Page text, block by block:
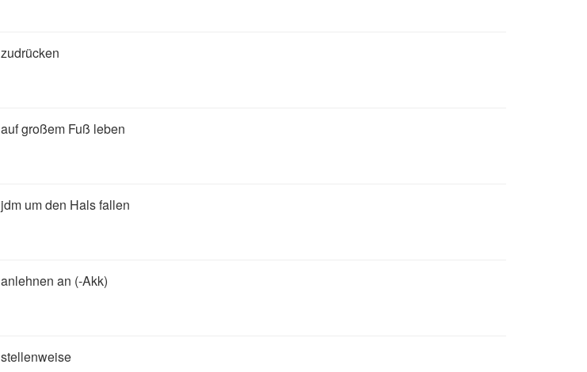
zudrücken
auf großem Fuß leben
jdm um den Hals fallen
anlehnen an (-Akk)
stellenweise